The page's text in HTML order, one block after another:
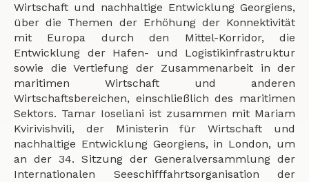
Wirtschaft und nachhaltige Entwicklung Georgiens,
über die Themen der Erhöhung der Konnektivität
mit Europa durch den Mittel-Korridor, die
Entwicklung der Hafen- und Logistikinfrastruktur
sowie die Vertiefung der Zusammenarbeit in der
maritimen Wirtschaft und anderen
Wirtschaftsbereichen, einschließlich des maritimen
Sektors. Tamar Ioseliani ist zusammen mit Mariam
Kvirivishvili, der Ministerin für Wirtschaft und
nachhaltige Entwicklung Georgiens, in London, um
an der 34. Sitzung der Generalversammlung der
Internationalen Seeschifffahrtsorganisation der